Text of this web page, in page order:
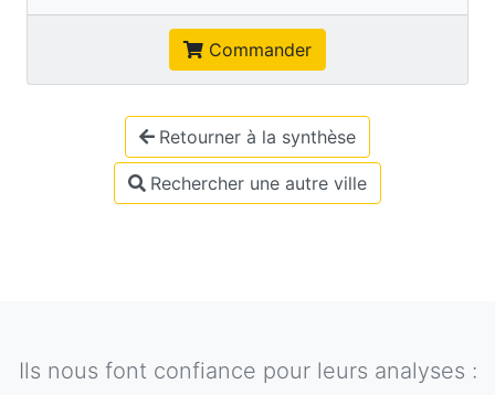
Commander
Retourner à la synthèse
Rechercher une autre ville
Ils nous font confiance pour leurs analyses :